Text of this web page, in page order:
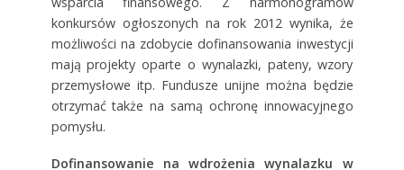
konkursów ogłoszonych na rok 2012 wynika, że
możliwości na zdobycie dofinansowania inwestycji
mają projekty oparte o wynalazki, pateny, wzory
przemysłowe itp. Fundusze unijne można będzie
otrzymać także na samą ochronę innowacyjnego
pomysłu.
Dofinansowanie na wdrożenia wynalazku w